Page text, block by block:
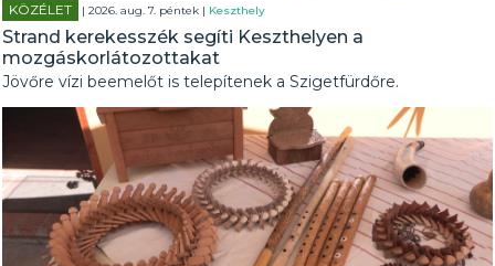
KÖZÉLET | 2026. aug. 7. péntek | Keszthely
Strand kerekesszék segíti Keszthelyen a
mozgáskorlátozottakat
Jövőre vízi beemelőt is telepítenek a Szigetfürdőre.